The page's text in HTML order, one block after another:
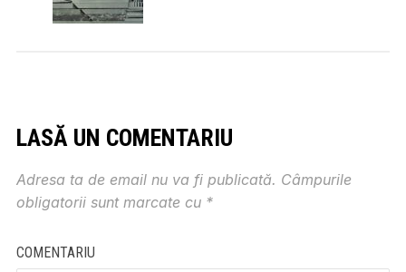
LASĂ UN COMENTARIU
Adresa ta de email nu va fi publicată. Câmpurile
obligatorii sunt marcate cu *
COMENTARIU